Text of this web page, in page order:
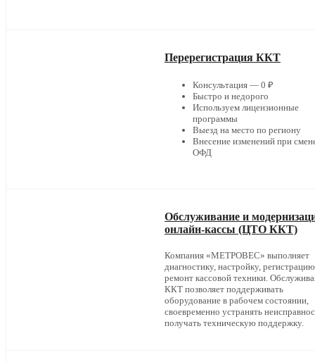
Перерегистрация ККТ
Консультация — 0 ₽
Быстро и недорого
Используем лицензионные
программы
Выезд на место по региону
Внесение изменений при
ОФД
Обслуживание и
онлайн-кассы (ЦТО ККТ)
Компания «МЕТРОВЕС» выполняет
диагностику, настройку,
ремонт кассовой техники.
ККТ позволяет поддерживать
оборудование в рабочем состоянии,
своевременно устранять
получать техническую поддержку.